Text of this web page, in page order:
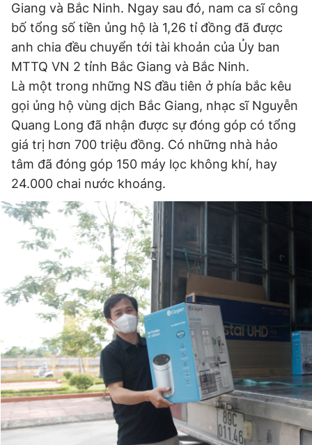
Giang và Bắc Ninh. Ngay sau đó, nam ca sĩ công
bố tổng số tiền ủng hộ là 1,26 tỉ đồng đã được
anh chia đều chuyển tới tài khoản của Ủy ban
MTTQ VN 2 tỉnh Bắc Giang và Bắc Ninh.
Là một trong những NS đầu tiên ở phía bắc kêu
gọi ủng hộ vùng dịch Bắc Giang, nhạc sĩ Nguyễn
Quang Long đã nhận được sự đóng góp có tổng
giá trị hơn 700 triệu đồng. Có những nhà hảo
tâm đã đóng góp 150 máy lọc không khí, hay
24.000 chai nước khoáng.